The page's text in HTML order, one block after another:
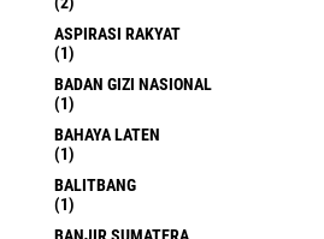
ASPIRASI RAKYAT
(1)
BADAN GIZI NASIONAL
(1)
BAHAYA LATEN
(1)
BALITBANG
(1)